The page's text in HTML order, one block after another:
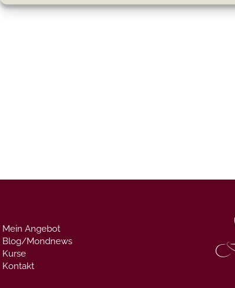
Mein Angebot
Blog/Mondnews
Kurse
Kontakt